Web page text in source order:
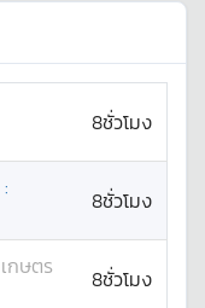
8ชั่วโมง
:
8ชั่วโมง
เกษตร
8ชั่วโมง